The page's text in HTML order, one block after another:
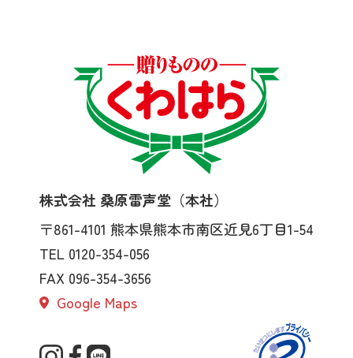
株式会社 桑原雷声堂（本社）
〒861-4101 熊本県熊本市南区近見6丁目1-54
TEL 0120-354-056
FAX 096-354-3656
Google Maps